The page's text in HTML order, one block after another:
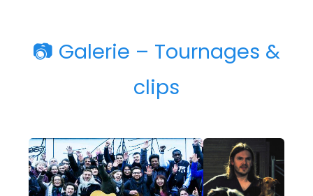
📷 Galerie – Tournages &
clips